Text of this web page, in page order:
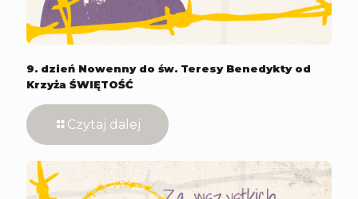
9. dzień Nowenny do św. Teresy Benedykty od
Krzyża ŚWIĘTOŚĆ
Czytaj dalej